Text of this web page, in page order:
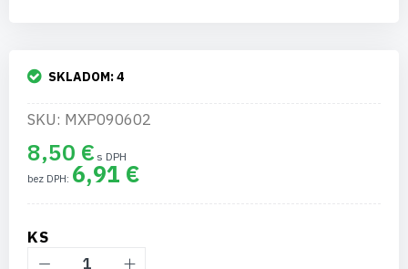
SKLADOM:4
SKU: MXP090602
8,50 €
6,91 €
KS